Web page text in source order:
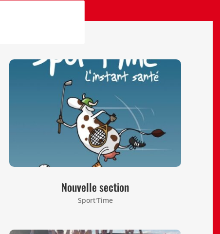
Nouvelle section
Sport'Time